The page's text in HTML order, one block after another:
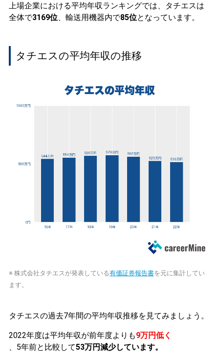
上場企業における平均年収ランキングでは、タチエスは
全体で3169位、輸送用機器内で85位となっています。
タチエスの平均年収の推移
※ 株式会社タチエスが発表している有価証券報告書を元に集計してい
ます。
タチエスの過去7年間の平均年収推移を見てみましょう。
2022年度は平均年収が前年度よりも9万円低く
、5年前と比較して53万円減少しています。